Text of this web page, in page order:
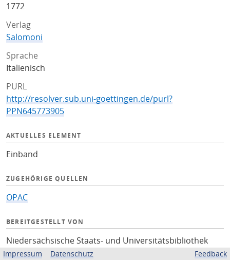
1772
Verlag
Salomoni
Sprache
Italienisch
PURL
http://resolver.sub.uni-goettingen.de/purl?
PPN645773905
AKTUELLES ELEMENT
Einband
ZUGEHÖRIGE QUELLEN
OPAC
BEREITGESTELLT VON
Niedersächsische Staats- und Universitätsbibliothek
Göttingen
Impressum Datenschutz Feedback